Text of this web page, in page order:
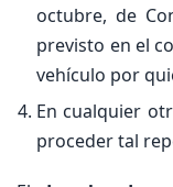
octubre, de
previsto en el
vehículo por
En cualquier
proceder tal